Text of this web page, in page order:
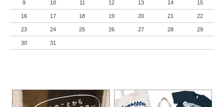
9 10 11 12 13 14 15
16 17 18 19 20 21 22
23 24 25 26 27 28 29
30 31